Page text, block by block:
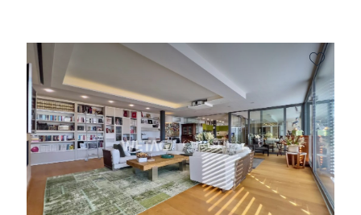
kein